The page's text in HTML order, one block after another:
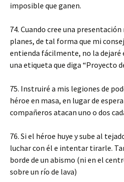
imposible que ganen.
74. Cuando cree una
planes, de tal forma que mi
entienda fácilmente, no la dejaré
una etiqueta que diga “Proyecto
75. Instruiré a mis legiones de
héroe en masa, en lugar de
compañeros atacan uno o dos
76. Si el héroe huye y sube al
luchar con él e intentar tirarle.
borde de un abismo (ni en el
sobre un río de lava)